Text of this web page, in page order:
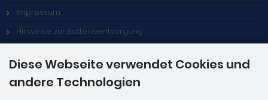
Impressum
Hinweise zur Batterieentsorgung
Zahlungsmethoden
Diese Webseite verwendet Cookies und
andere Technologien